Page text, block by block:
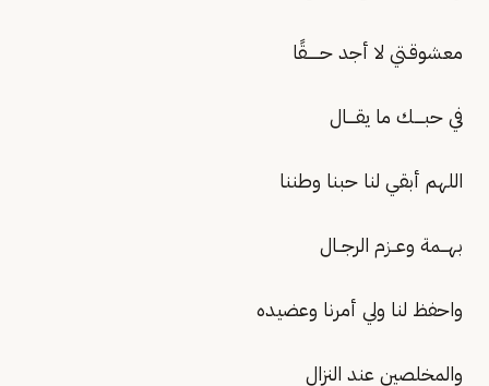
معشوقـتي لا أجد حــــــقًا
في حبــــك ما يقــــال
اللهم أبقي لنا حبنا وطننا
بهـــمة وعــزم الرجــال
واحفظ لنا ولي أمرنا وعضيده
والمخلصين عند النزال